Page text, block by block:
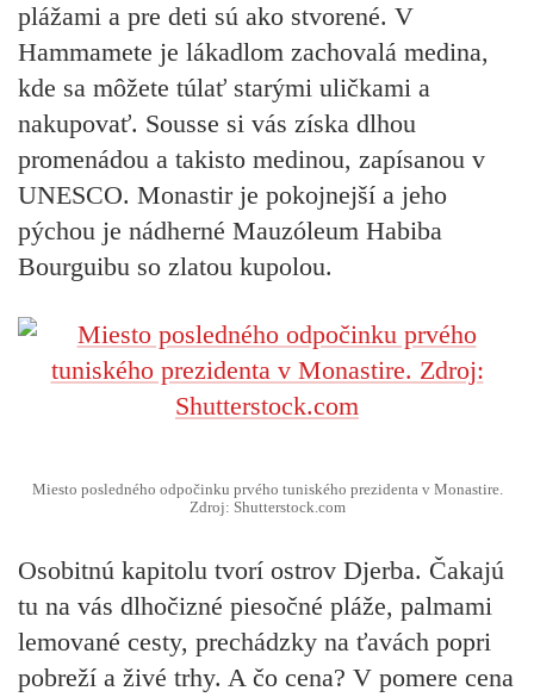
plážami a pre deti sú ako stvorené. V
Hammamete je lákadlom zachovalá medina,
kde sa môžete túlať starými uličkami a
nakupovať. Sousse si vás získa dlhou
promenádou a takisto medinou, zapísanou v
UNESCO. Monastir je pokojnejší a jeho
pýchou je nádherné Mauzóleum Habiba
Bourguibu so zlatou kupolou.
Miesto posledného odpočinku prvého tuniského prezidenta v Monastire.
Zdroj: Shutterstock.com
Osobitnú kapitolu tvorí ostrov Djerba. Čakajú
tu na vás dlhočizné piesočné pláže, palmami
lemované cesty, prechádzky na ťavách popri
pobreží a živé trhy. A čo cena? V pomere cena